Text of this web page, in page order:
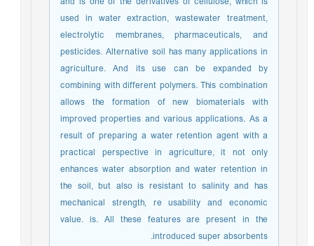
used in water extraction, wastewater treatment,
electrolytic membranes, pharmaceuticals, and
pesticides. Alternative soil has many applications in
agriculture. And its use can be expanded by
combining with different polymers. This combination
allows the formation of new biomaterials with
improved properties and various applications. As a
result of preparing a water retention agent with a
practical perspective in agriculture, it not only
enhances water absorption and water retention in
the soil, but also is resistant to salinity and has
mechanical strength, re usability and economic
value. is. All these features are present in the
introduced super absorbents.